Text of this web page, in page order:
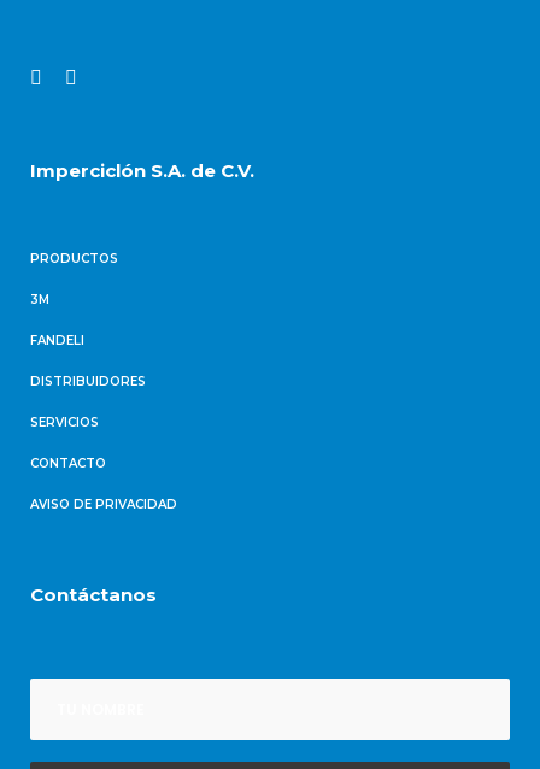
Imperciclón S.A. de C.V.
PRODUCTOS
3M
FANDELI
DISTRIBUIDORES
SERVICIOS
CONTACTO
AVISO DE PRIVACIDAD
Contáctanos